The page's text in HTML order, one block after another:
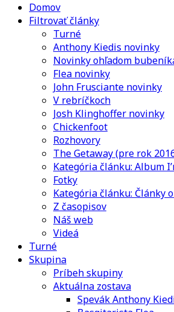
Domov
Filtrovať články
Turné
Anthony Kiedis novinky
Novinky ohľadom
Flea novinky
John Frusciante novinky
V rebríčkoch
Josh Klinghoffer novinky
Chickenfoot
Rozhovory
The Getaway (pre rok
Kategória článku: Album
Fotky
Kategória článku: Články
Z časopisov
Náš web
Videá
Turné
Skupina
Príbeh skupiny
Aktuálna zostava
Spevák Anthony